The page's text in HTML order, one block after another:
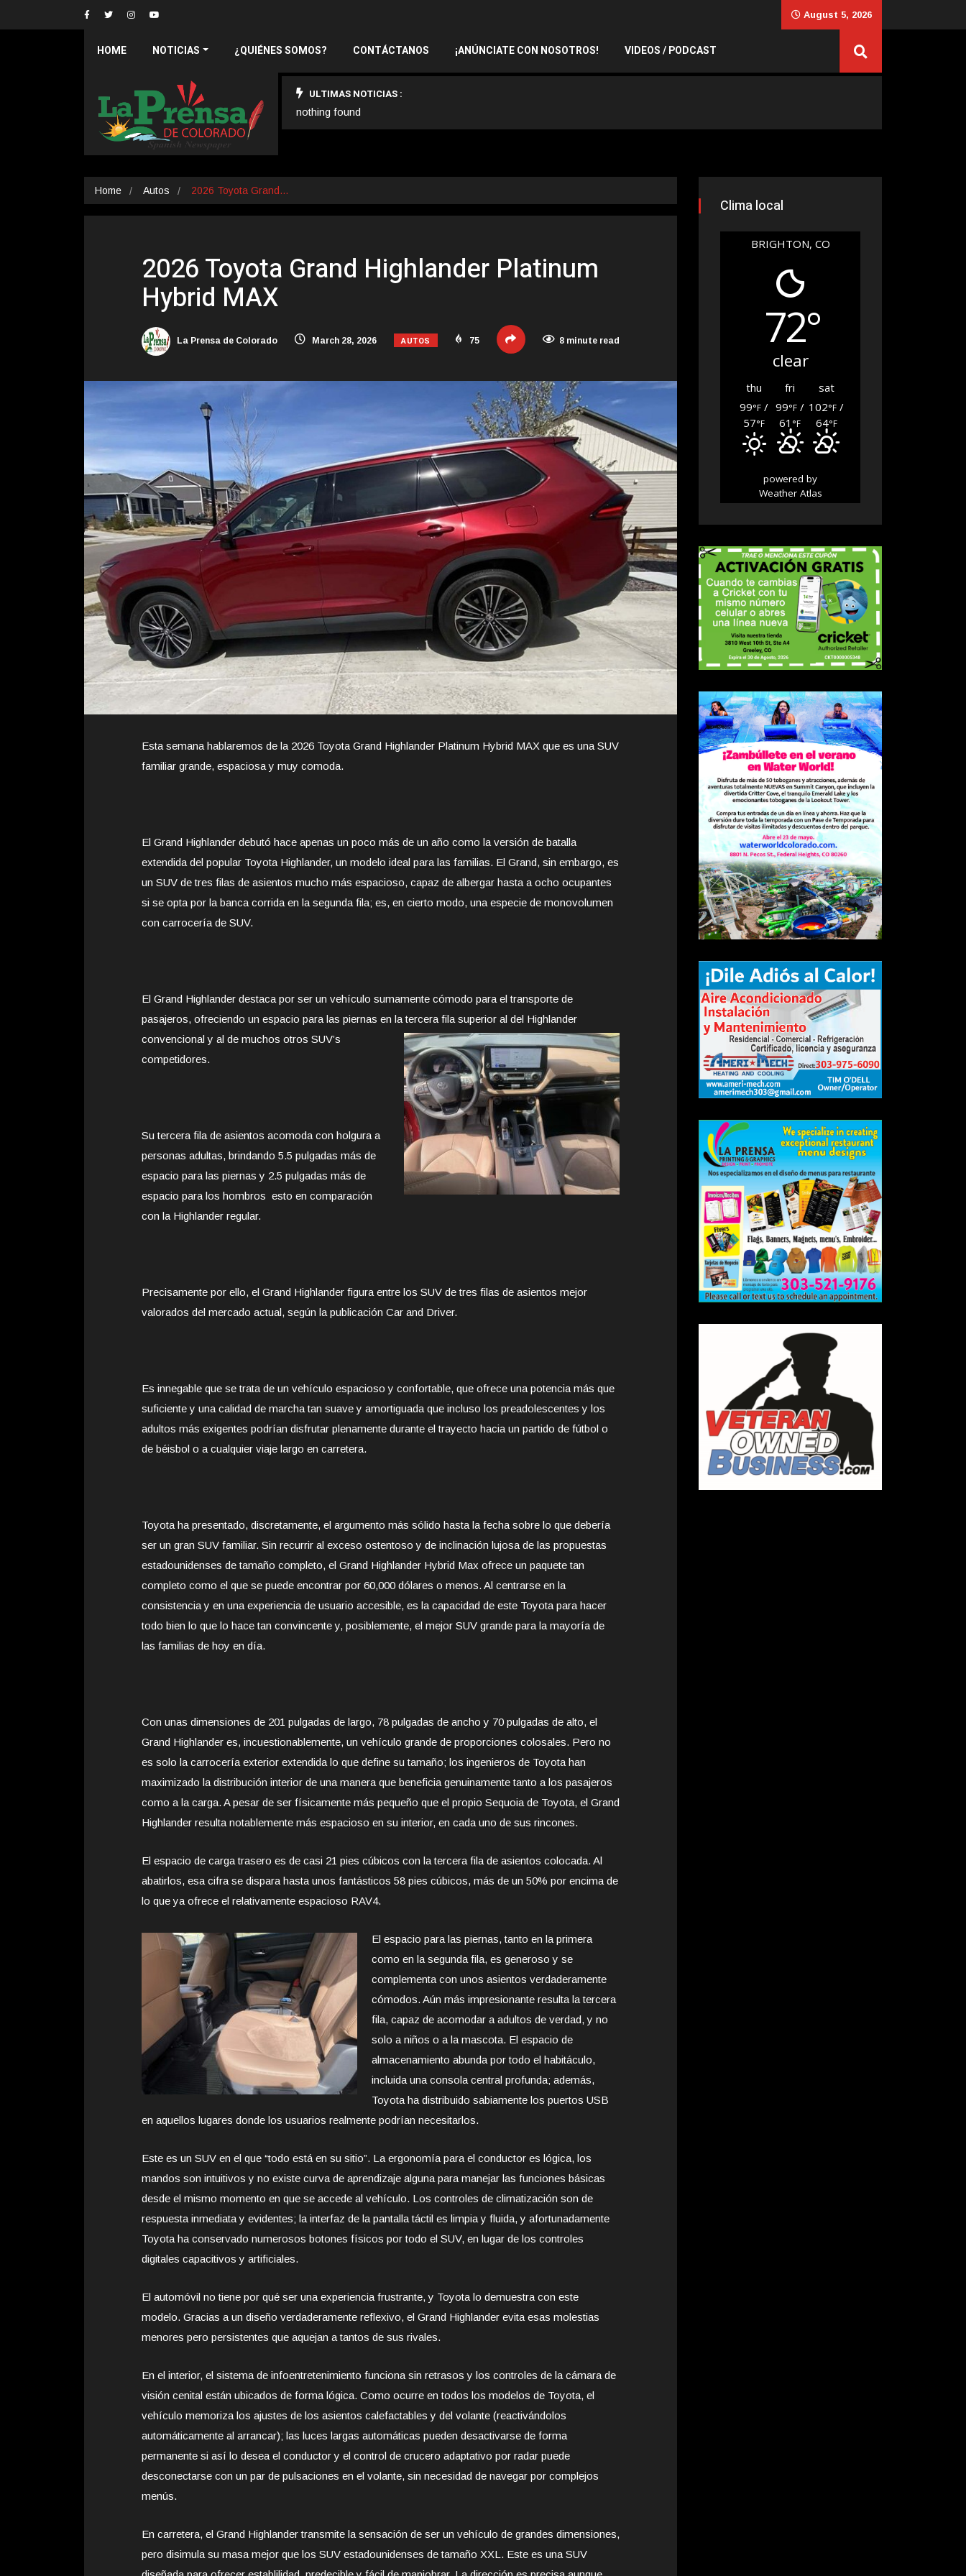
August 5, 2026
HOME NOTICIAS ¿QUIÉNES SOMOS? CONTÁCTANOS ¡ANÚNCIATE CON NOSOTROS! VIDEOS / PODCAST
ULTIMAS NOTICIAS :
nothing found
Home Autos 2026 Toyota Grand…
2026 Toyota Grand Highlander Platinum
Hybrid MAX
La Prensa de Colorado March 28, 2026 AUTOS 75 8 minute read
Esta semana hablaremos de la 2026 Toyota Grand Highlander Platinum Hybrid MAX que es una SUV
familiar grande, espaciosa y muy comoda.
El Grand Highlander debutó hace apenas un poco más de un año como la versión de batalla
extendida del popular Toyota Highlander, un modelo ideal para las familias. El Grand, sin embargo, es
un SUV de tres filas de asientos mucho más espacioso, capaz de albergar hasta a ocho ocupantes
si se opta por la banca corrida en la segunda fila; es, en cierto modo, una especie de monovolumen
con carrocería de SUV.
El Grand Highlander destaca por ser un vehículo sumamente cómodo para el transporte de
pasajeros, ofreciendo un espacio para las piernas en la tercera fila superior al del Highlander
convencional y al de muchos otros SUV’s
competidores.
Su tercera fila de asientos acomoda con holgura a
personas adultas, brindando 5.5 pulgadas más de
espacio para las piernas y 2.5 pulgadas más de
espacio para los hombros esto en comparación
con la Highlander regular.
Precisamente por ello, el Grand Highlander figura entre los SUV de tres filas de asientos mejor
valorados del mercado actual, según la publicación Car and Driver.
Es innegable que se trata de un vehículo espacioso y confortable, que ofrece una potencia más que
suficiente y una calidad de marcha tan suave y amortiguada que incluso los preadolescentes y los
adultos más exigentes podrían disfrutar plenamente durante el trayecto hacia un partido de fútbol o
de béisbol o a cualquier viaje largo en carretera.
Toyota ha presentado, discretamente, el argumento más sólido hasta la fecha sobre lo que debería
ser un gran SUV familiar. Sin recurrir al exceso ostentoso y de inclinación lujosa de las propuestas
estadounidenses de tamaño completo, el Grand Highlander Hybrid Max ofrece un paquete tan
completo como el que se puede encontrar por 60,000 dólares o menos. Al centrarse en la
consistencia y en una experiencia de usuario accesible, es la capacidad de este Toyota para hacer
todo bien lo que lo hace tan convincente y, posiblemente, el mejor SUV grande para la mayoría de
las familias de hoy en día.
Con unas dimensiones de 201 pulgadas de largo, 78 pulgadas de ancho y 70 pulgadas de alto, el
Grand Highlander es, incuestionablemente, un vehículo grande de proporciones colosales. Pero no
es solo la carrocería exterior extendida lo que define su tamaño; los ingenieros de Toyota han
maximizado la distribución interior de una manera que beneficia genuinamente tanto a los pasajeros
como a la carga. A pesar de ser físicamente más pequeño que el propio Sequoia de Toyota, el Grand
Highlander resulta notablemente más espacioso en su interior, en cada uno de sus rincones.
El espacio de carga trasero es de casi 21 pies cúbicos con la tercera fila de asientos colocada. Al
abatirlos, esa cifra se dispara hasta unos fantásticos 58 pies cúbicos, más de un 50% por encima de
lo que ya ofrece el relativamente espacioso RAV4.
El espacio para las piernas, tanto en la primera
como en la segunda fila, es generoso y se
complementa con unos asientos verdaderamente
cómodos. Aún más impresionante resulta la tercera
fila, capaz de acomodar a adultos de verdad, y no
solo a niños o a la mascota. El espacio de
almacenamiento abunda por todo el habitáculo,
incluida una consola central profunda; además,
Toyota ha distribuido sabiamente los puertos USB
en aquellos lugares donde los usuarios realmente podrían necesitarlos.
Este es un SUV en el que “todo está en su sitio”. La ergonomía para el conductor es lógica, los
mandos son intuitivos y no existe curva de aprendizaje alguna para manejar las funciones básicas
desde el mismo momento en que se accede al vehículo. Los controles de climatización son de
respuesta inmediata y evidentes; la interfaz de la pantalla táctil es limpia y fluida, y afortunadamente
Toyota ha conservado numerosos botones físicos por todo el SUV, en lugar de los controles
digitales capacitivos y artificiales.
El automóvil no tiene por qué ser una experiencia frustrante, y Toyota lo demuestra con este
modelo. Gracias a un diseño verdaderamente reflexivo, el Grand Highlander evita esas molestias
menores pero persistentes que aquejan a tantos de sus rivales.
En el interior, el sistema de infoentretenimiento funciona sin retrasos y los controles de la cámara de
visión cenital están ubicados de forma lógica. Como ocurre en todos los modelos de Toyota, el
vehículo memoriza los ajustes de los asientos calefactables y del volante (reactivándolos
automáticamente al arrancar); las luces largas automáticas pueden desactivarse de forma
permanente si así lo desea el conductor y el control de crucero adaptativo por radar puede
desconectarse con un par de pulsaciones en el volante, sin necesidad de navegar por complejos
menús.
En carretera, el Grand Highlander transmite la sensación de ser un vehículo de grandes dimensiones,
pero disimula su masa mejor que los SUV estadounidenses de tamaño XXL. Este es una SUV
Clima local
BRIGHTON, CO
72°
clear
thu fri
sat
99°F /
57°F
99°F /
61 °F
102°F /
64°F
powered by
Weather Atlas